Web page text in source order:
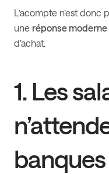
L’acompte n’est donc
une réponse
d’achat.
1. Les